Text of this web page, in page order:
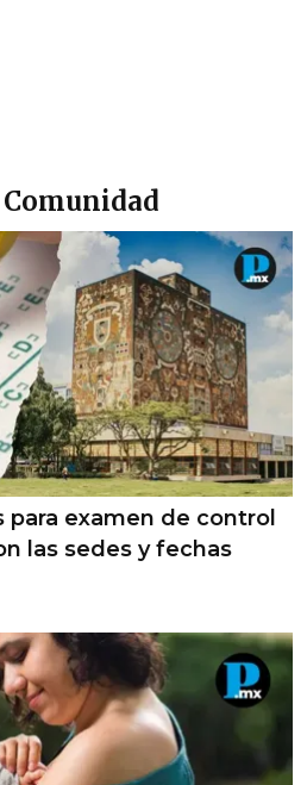
para examen de control
las sedes y fechas